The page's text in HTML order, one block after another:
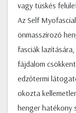
vagy tüskés
Az Self
önmasszírozó
fasciák
fájdalom
edzőtermi
okozta
henger hatékony